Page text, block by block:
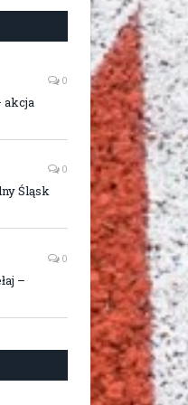
0
akcja
0
Śląsk
0
–